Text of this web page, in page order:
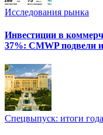
Исследования рынка
Инвестиции в
37%: CMWP подвели
Спецвыпуск: итоги года